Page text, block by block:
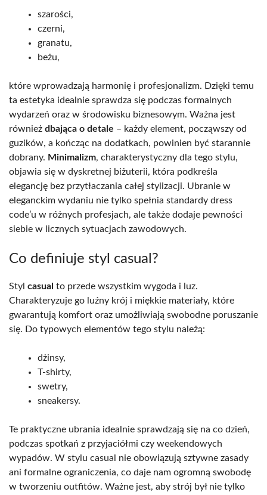
szarości,
czerni,
granatu,
beżu,
które wprowadzają harmonię i profesjonalizm. Dzięki temu
ta estetyka idealnie sprawdza się podczas formalnych
wydarzeń oraz w środowisku biznesowym. Ważna jest
również dbająca o detale – każdy element, począwszy od
guzików, a kończąc na dodatkach, powinien być starannie
dobrany. Minimalizm, charakterystyczny dla tego stylu,
objawia się w dyskretnej biżuterii, która podkreśla
elegancję bez przytłaczania całej stylizacji. Ubranie w
eleganckim wydaniu nie tylko spełnia standardy dress
code’u w różnych profesjach, ale także dodaje pewności
siebie w licznych sytuacjach zawodowych.
Co definiuje styl casual?
Styl casual to przede wszystkim wygoda i luz.
Charakteryzuje go luźny krój i miękkie materiały, które
gwarantują komfort oraz umożliwiają swobodne poruszanie
się. Do typowych elementów tego stylu należą:
dżinsy,
T-shirty,
swetry,
sneakersy.
Te praktyczne ubrania idealnie sprawdzają się na co dzień,
podczas spotkań z przyjaciółmi czy weekendowych
wypadów. W stylu casual nie obowiązują sztywne zasady
ani formalne ograniczenia, co daje nam ogromną swobodę
w tworzeniu outfitów. Ważne jest, aby strój był nie tylko